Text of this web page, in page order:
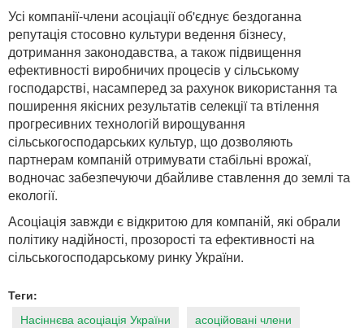
Усі компанії-члени асоціації об'єднує бездоганна
репутація стосовно культури ведення бізнесу,
дотримання законодавства, а також підвищення
ефективності виробничих процесів у сільському
господарстві, насамперед за рахунок використання та
поширення якісних результатів селекції та втілення
прогресивних технологій вирощування
сільськогосподарських культур, що дозволяють
партнерам компаній отримувати стабільні врожаї,
водночас забезпечуючи дбайливе ставлення до землі та
екології.
Асоціація завжди є відкритою для компаній, які обрали
політику надійності, прозорості та ефективності на
сільськогосподарському ринку України.
Теги:
Насіннєва асоціація України
асоційовані члени